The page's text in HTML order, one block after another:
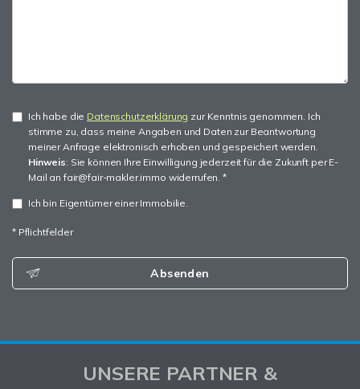
Ich habe die Datenschutzerklärung zur Kenntnis genommen. Ich
stimme zu, dass meine Angaben und Daten zur Beantwortung
meiner Anfrage elektronisch erhoben und gespeichert werden.
Hinweis: Sie können Ihre Einwilligung jederzeit für die Zukunft per E-
Mail an fair@fair-makler.immo widerrufen. *
Ich bin Eigentümer einer Immobilie.
* Pflichtfelder
Absenden
UNSERE PARTNER &